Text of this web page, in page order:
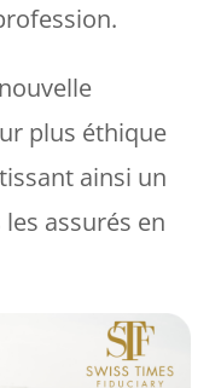
plus éthique
ainsi un
assurés en